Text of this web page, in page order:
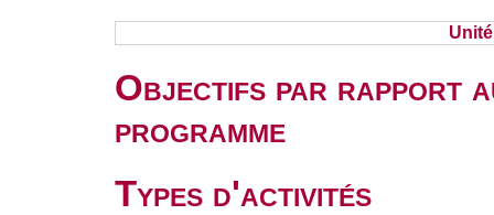
Objectifs par rapport
programme
Types d'activités